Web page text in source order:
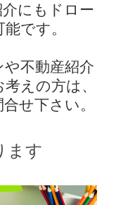
にもドロー
です。
不動産紹介
えの方は、
せ下さい。
ます